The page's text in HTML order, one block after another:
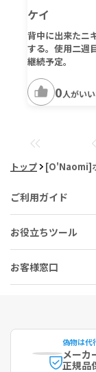
ケイ
背中に出来たニ
する。使用二週
継続予定。
0人がい
トップ [O'Naomi]
ご利用ガイド
お役立ちツール
お客様窓口
偽物は代
メーカ
正規品